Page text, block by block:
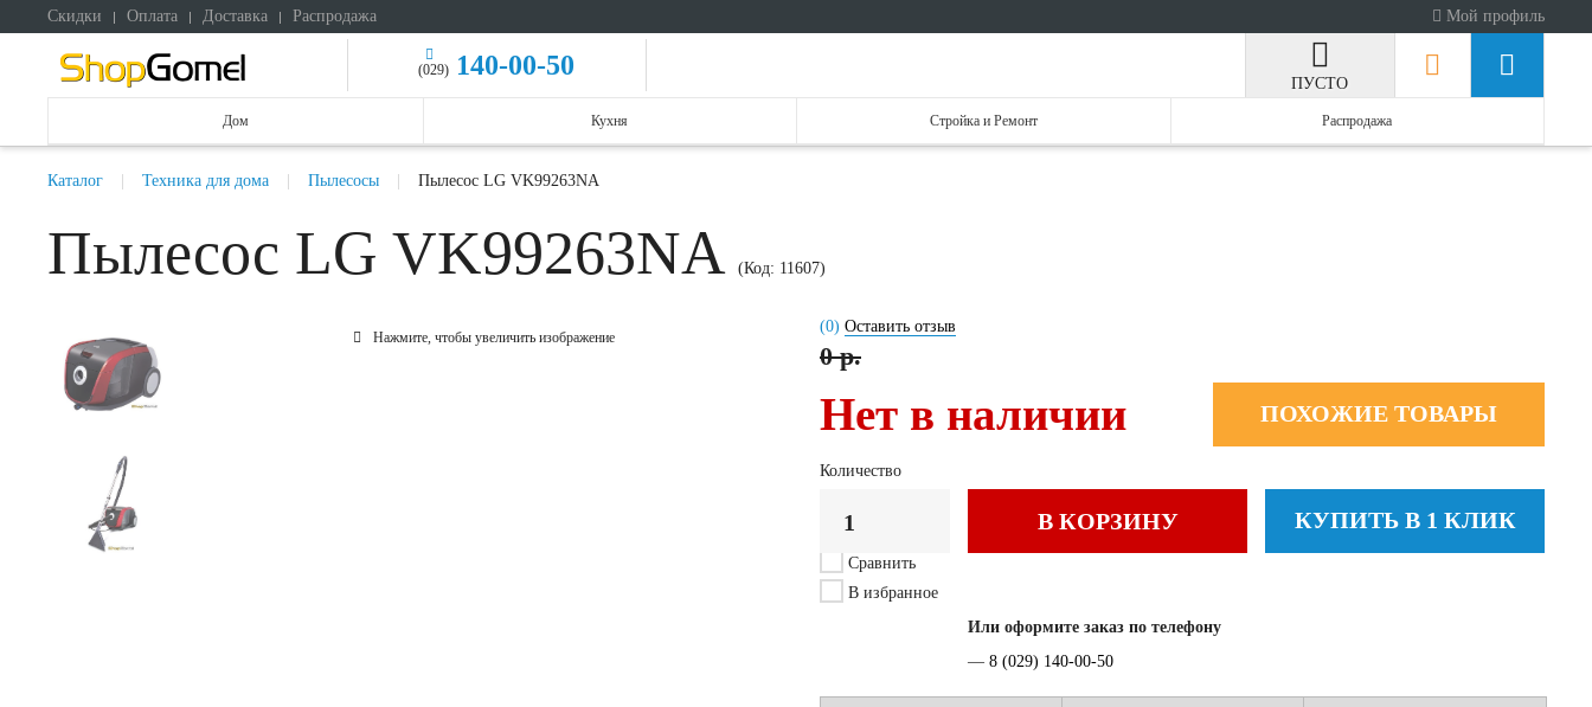
Скидки Оплата Доставка Распродажа Мой профиль
(029) 140-00-50
ПУСТО
Дом Кухня Стройка и Ремонт Распродажа
Каталог Техника для дома Пылесосы Пылесос LG VK99263NA
Пылесос LG VK99263NA (Код: 11607)
Нажмите, чтобы увеличить изображение
(0) Оставить отзыв
0 р.
Нет в наличии ПОХОЖИЕ ТОВАРЫ
Количество
В КОРЗИНУ КУПИТЬ В 1 КЛИК
Сравнить
В избранное
Или оформите заказ по телефону
— 8 (029) 140-00-50